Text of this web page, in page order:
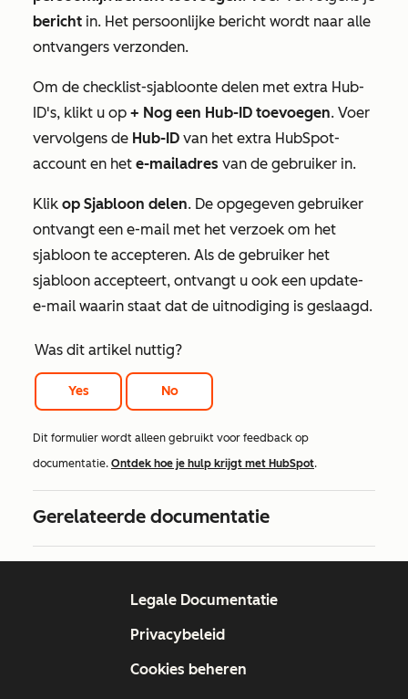
bericht in. Het persoonlijke bericht wordt naar alle
ontvangers verzonden.
Om de checklist-sjabloonte delen met extra Hub-
ID's, klikt u op + Nog een Hub-ID toevoegen. Voer
vervolgens de Hub-ID van het extra HubSpot-
account en het e-mailadres van de gebruiker in.
Klik op Sjabloon delen. De opgegeven gebruiker
ontvangt een e-mail met het verzoek om het
sjabloon te accepteren. Als de gebruiker het
sjabloon accepteert, ontvangt u ook een update-
e-mail waarin staat dat de uitnodiging is geslaagd.
Was dit artikel nuttig?
Yes No
Dit formulier wordt alleen gebruikt voor feedback op
documentatie. Ontdek hoe je hulp krijgt met HubSpot.
Gerelateerde documentatie
Legale Documentatie
Privacybeleid
Cookies beheren